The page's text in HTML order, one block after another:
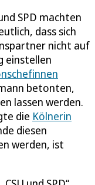
SPD machten
dass sich
nicht auf
einstellen
betonten,
lassen werden.
die Kölnerin
diesen
werden, ist